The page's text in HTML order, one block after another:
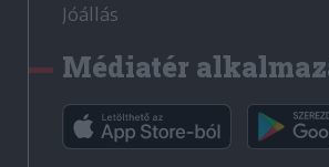
Jóállás
Médiatér